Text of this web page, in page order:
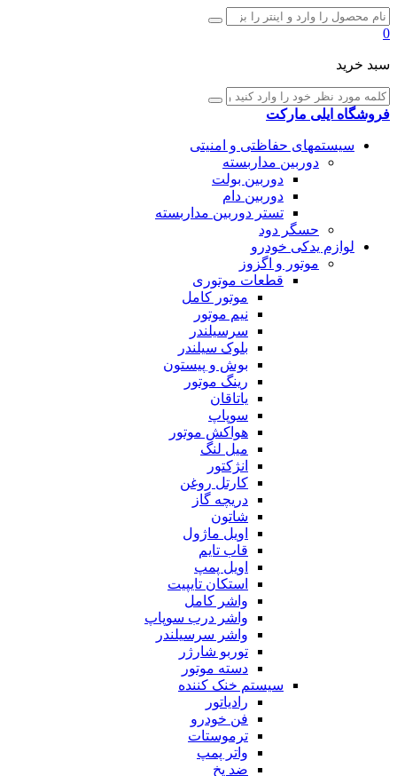
0
سبد خرید
فروشگاه ایلی مارکت
سیستمهای حفاظتی و امنیتی
دوربین مداربسته
دوربین بولت
دوربین دام
تستر دوربین مداربسته
حسگر دود
لوازم یدکی خودرو
موتور و اگزوز
قطعات موتوری
موتور کامل
نیم موتور
سرسیلندر
بلوک سیلندر
بوش و پیستون
رینگ موتور
یاتاقان
سوپاپ
هواکش موتور
میل لنگ
انژکتور
کارتل روغن
دریچه گاز
شاتون
اویل ماژول
قاب تایم
اویل پمپ
استکان تایپیت
واشر کامل
واشر درب سوپاپ
واشر سرسیلندر
توربو شارژر
دسته موتور
سیستم خنک کننده
رادیاتور
فن خودرو
ترموستات
واتر پمپ
ضد یخ